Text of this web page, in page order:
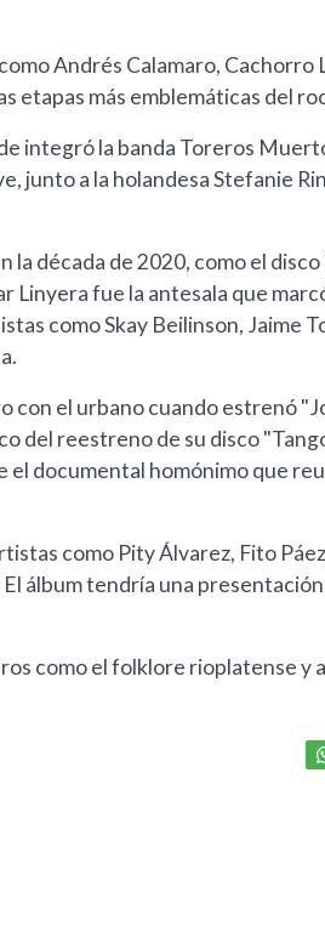
Andrés Calamaro, Cachorro
etapas más emblemáticas del
integró la banda Toreros
junto a la holandesa Stefanie
década de 2020, como el disco
fue la antesala que
como Skay Beilinson, Jaime
el urbano cuando estrenó
del reestreno de su disco
documental homónimo que
como Pity Álvarez, Fito
álbum tendría una
como el folklore rioplatense y